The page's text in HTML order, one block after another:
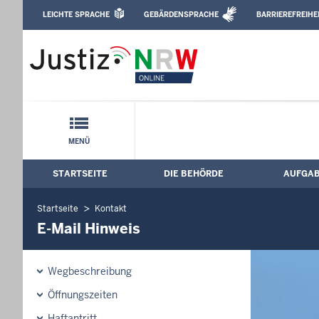
Justizvollzugsanstalt Bielefeld-Senne:
Leichte Sprache, Gebärdensprachenvideo
LEICHTE SPRACHE GEBÄRDENSPRACHE
Schnellnavigation mit Volltext-Suche
MENÜ
Hauptmenü: Hauptnavigation
STARTSEITE DIE BEHÖRDE
Startseite Kontakt
E-Mail Hinweis
Wegbeschreibung
Öffnungszeiten